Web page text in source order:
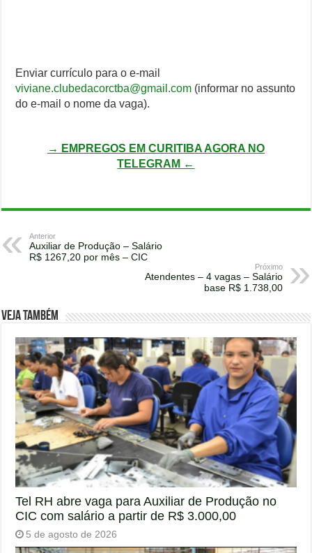
Enviar currículo para o e-mail
viviane.clubedacorctba@gmail.com (informar no assunto
do e-mail o nome da vaga).
→ EMPREGOS EM CURITIBA AGORA NO
TELEGRAM ←
Anterior
Auxiliar de Produção – Salário
R$ 1267,20 por mês – CIC
Próximo
Atendentes – 4 vagas – Salário
base R$ 1.738,00
Veja também
Tel RH abre vaga para Auxiliar de Produção no
CIC com salário a partir de R$ 3.000,00
5 de agosto de 2026